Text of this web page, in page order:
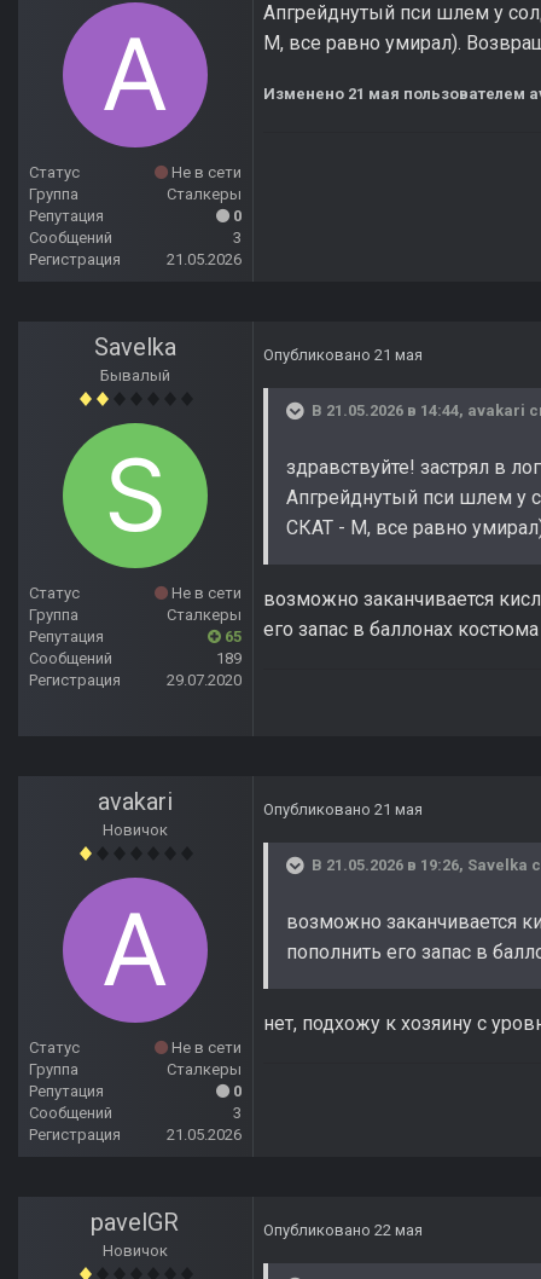
Статус
Не в сети
Группа
Сталкеры
Репутация
0
Сообщений
3
Регистрация
21.05.2026
Апгрейднутый пси шлем у
М, все равно умирал).
Изменено 21 мая пользователем
Savelka
Бывалый
Статус
Не в сети
Группа
Сталкеры
Репутация
65
Сообщений
189
Регистрация
29.07.2020
Опубликовано 21 мая
В 21.05.2026 в 14:44, avakari
здравствуйте! застрял в
Апгрейднутый пси шлем у
СКАТ - М, все равно
возможно заканчивается
его запас в баллонах костюма
avakari
Новичок
Статус
Не в сети
Группа
Сталкеры
Репутация
0
Сообщений
3
Регистрация
21.05.2026
Опубликовано 21 мая
В 21.05.2026 в 19:26, Savelka
возможно заканчивается
пополнить его запас в
нет, подхожу к хозяину с
pavelGR
Новичок
Опубликовано 22 мая